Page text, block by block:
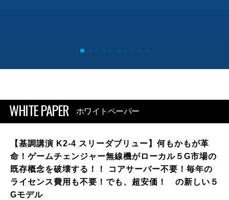
WHITE PAPER ホワイトペーパー
【基調講演 K2-4 スリーダブリュー】何もかもが革
命！ゲームチェンジャー無線機がローカル５G市場の
既存概念を破壊する！！ コアサーバー不要！毎年の
ライセンス費用も不要！でも、超安価！ の新しい５
Gモデル